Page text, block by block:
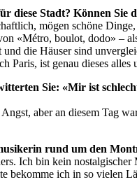
Stadt? Können Sie
mögen schöne
«Métro, boulot, dodo»
die Häuser sind
Paris, ist genau dieses alles
Sie: «Mir ist
aber an diesem Tag
rund um den
Ich bin kein
bekomme ich in so vielen